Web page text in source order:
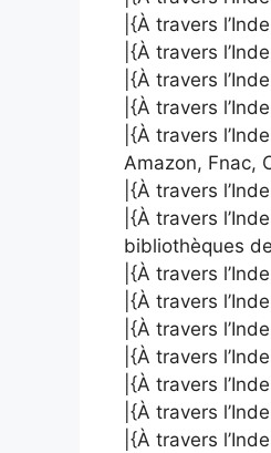
|{À travers
|{À travers
|{À travers
|{À travers
|{À travers
Amazon, Fnac,
|{À travers
|{À travers
bibliothèques
|{À travers
|{À travers
|{À travers
|{À travers
|{À travers
|{À travers
|{À travers